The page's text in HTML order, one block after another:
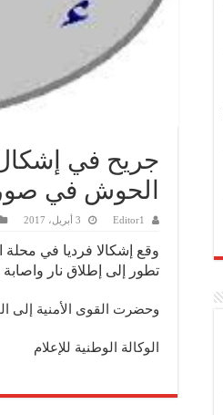
جريح في
الحوش في
Editor1 3 أبريل، 2017
وقع إشكالا فرديا في
تطور إلى إطلاق نار
وحضرت القوى الأمنية إلى
الوكالة الوطنية للإعلام